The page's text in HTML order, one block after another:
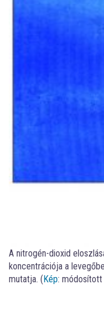
A nitrogén-dioxid
koncentrációja a
mutatja. (Kép: módosított